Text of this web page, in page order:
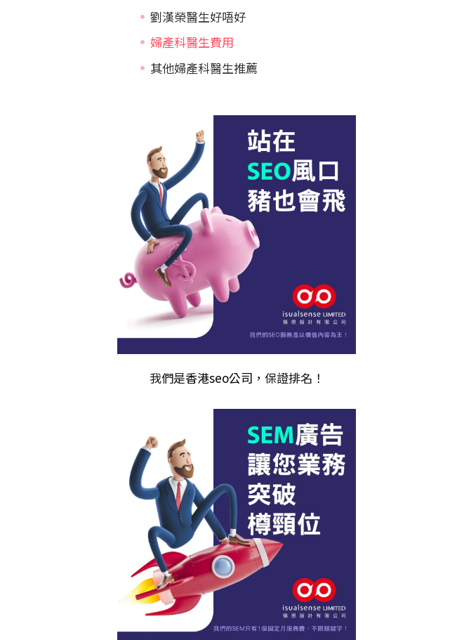
劉漢榮醫生好唔好
婦產科醫生費用
其他婦產科醫生推薦
我們是香港seo公司 ，保證排名！